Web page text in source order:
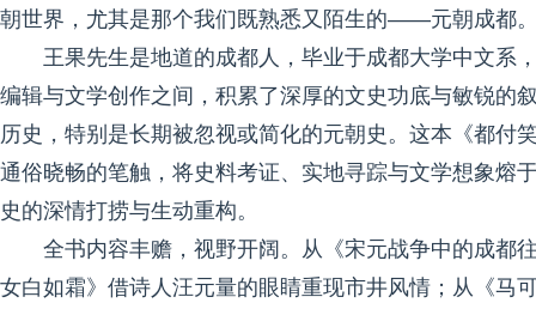
朝世界，尤其是那个我们既熟悉又陌生的——元朝成都
王果先生是地道的成都人，毕业于成都大学中文系
编辑与文学创作之间，积累了深厚的文史功底与敏锐的
历史，特别是长期被忽视或简化的元朝史。这本《都付
通俗晓畅的笔触，将史料考证、实地寻踪与文学想象熔
史的深情打捞与生动重构。
全书内容丰赡，视野开阔。从《宋元战争中的成都
女白如霜》借诗人汪元量的眼睛重现市井风情；从《马